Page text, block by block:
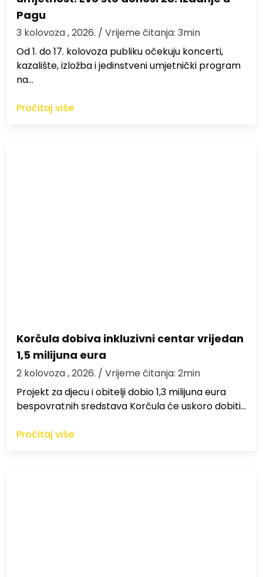
Pagu
3 kolovoza , 2026. / Vrijeme čitanja: 3min
Od 1. do 17. kolovoza publiku očekuju koncerti,
kazalište, izložba i jedinstveni umjetnički program
na…
Pročitaj više
Korčula dobiva inkluzivni centar vrijedan
1,5 milijuna eura
2 kolovoza , 2026. / Vrijeme čitanja: 2min
Projekt za djecu i obitelji dobio 1,3 milijuna eura
bespovratnih sredstava Korčula će uskoro dobiti…
Pročitaj više